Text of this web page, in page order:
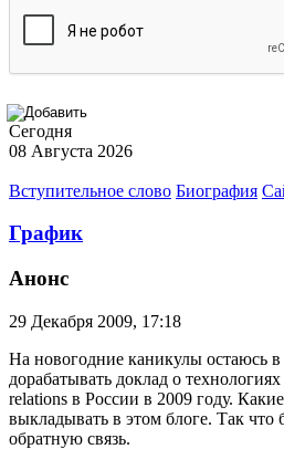
Сегодня
08 Августа 2026
Вступительное слово Биография
График
Анонс
29 Декабря 2009, 17:18
На новогодние каникулы остаюсь
дорабатывать доклад о
relations в России в 2009 году.
выкладывать в этом блоге. Так что
обратную связь.